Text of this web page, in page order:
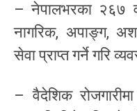
– नेपालभरका २६७
नागरिक, अपाङ्ग,
सेवा प्राप्त गर्ने गरि
– वैदेशिक